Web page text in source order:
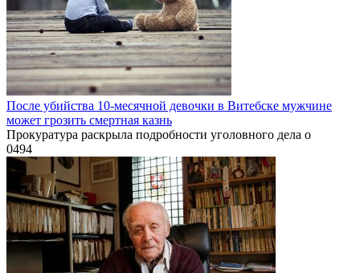
После убийства 10-месячной девочки в Витебске мужчине
может грозить смертная казнь
Прокуратура раскрыла подробности уголовного дела о
0494